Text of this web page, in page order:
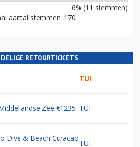
6% (11 stemmen)
aantal stemmen: 170
RETOURTICKETS
TUI
Zee €1235 TUI
Dive & Beach Curacao
TUI